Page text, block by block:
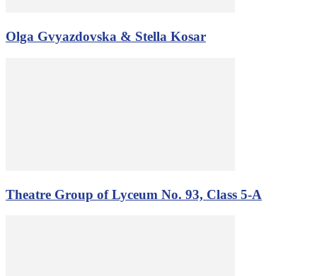
Olga Gvyazdovska & Stella Kosar
Theatre Group of Lyceum No. 93, Class 5-A